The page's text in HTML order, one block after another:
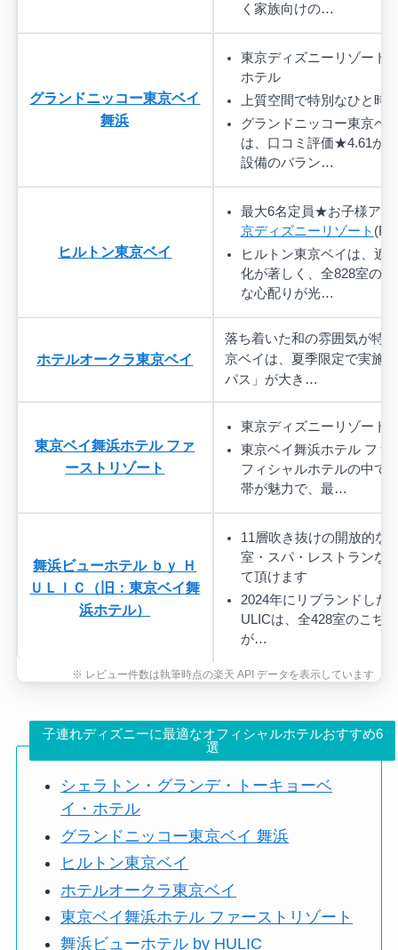
く家族向けの…
グランドニッコー東京ベイ
舞浜
東京ディズニーリゾート
ホテル
上質空間で特別なひと時
グランドニッコー東京ベ
は、口コミ評価★4.61が
設備のバラン…
ヒルトン東京ベイ
最大6名定員★お子様ア
京ディズニーリゾート (R)
ヒルトン東京ベイは、近
化が著しく、全828室の
な心配りが光…
ホテルオークラ東京ベイ
落ち着いた和の雰囲気が特
京ベイは、夏季限定で実施
パス」が大き…
東京ベイ舞浜ホテル ファ
ーストリゾート
東京ディズニーリゾート
東京ベイ舞浜ホテル ファ
フィシャルホテルの中で
帯が魅力で、最…
舞浜ビューホテル ｂｙ Ｈ
ＵＬＩＣ（旧：東京ベイ舞
浜ホテル）
11層吹き抜けの開放的な
室・スパ・レストランな
て頂けます
2024年にリブランドした
ULICは、全428室のこぢ
が…
子連れディズニーに最適なオフィシャルホテルおすすめ6
選
シェラトン・グランデ・トーキョーベ
イ・ホテル
グランドニッコー東京ベイ 舞浜
ヒルトン東京ベイ
ホテルオークラ東京ベイ
東京ベイ舞浜ホテル ファーストリゾート
舞浜ビューホテル by HULIC